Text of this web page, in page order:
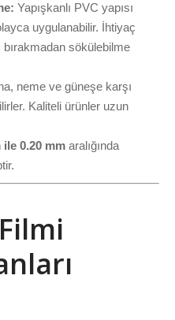
Yapışkanlı PVC yapısı
uygulanabilir. İhtiyaç
bırakmadan sökülebilme
neme ve güneşe karşı
Kaliteli ürünler uzun
ile 0.20 mm aralığında